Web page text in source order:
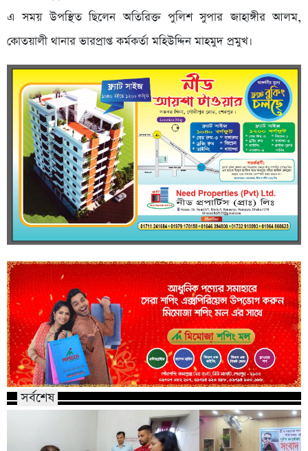
এ সময় উপস্থিত ছিলেন অতিরিক্ত পুলিশ সুপার জাহাঙ্গীর আলম,
কোতয়ালী থানার ভারপ্রাপ্ত কর্মকর্তা মহিউদ্দিন মাহমুদ প্রমুখ।
সর্বশেষ